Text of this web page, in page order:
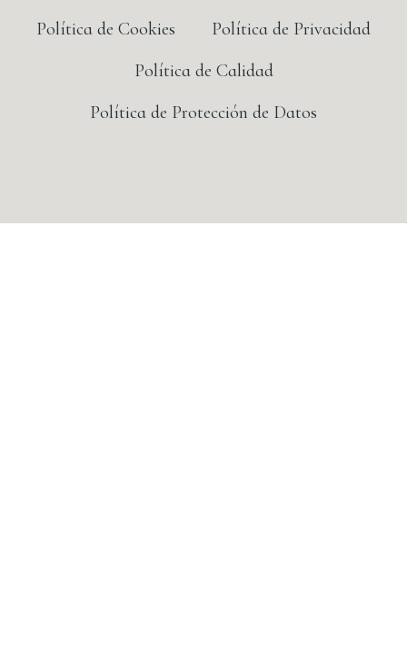
Política de Cookies
Política de Privacidad
Política de Calidad
Política de Protección de Datos